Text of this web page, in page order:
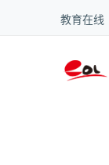
教育在线